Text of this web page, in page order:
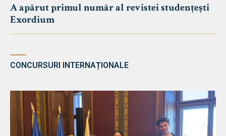
A apărut primul număr al revistei studențești
Exordium
CONCURSURI INTERNAȚIONALE